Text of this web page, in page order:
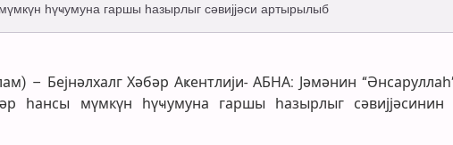
һүҹумуна гаршы һазырлыг сәвијјәси артырылыб
– Бејнәлхалг Хәбәр Аҝентлији- АБНА: Јәмәнин
һансы мүмкүн һүҹумуна гаршы һазырлыг сәвијјәсинин